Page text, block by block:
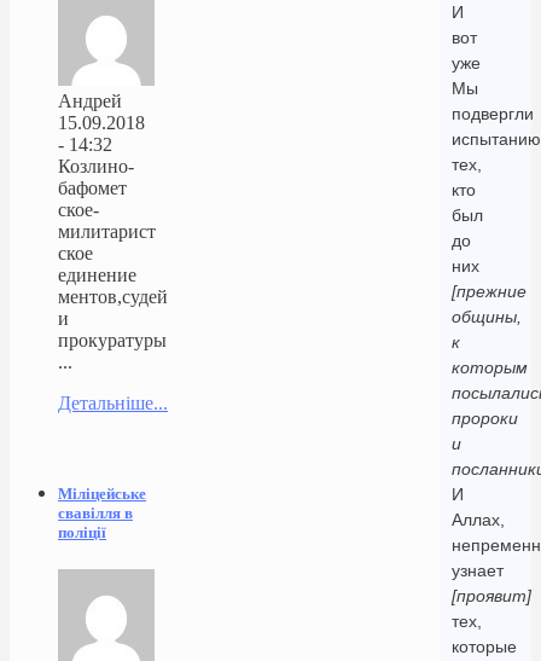
И
вот
уже
Мы
подвергли
испытанию
тех,
кто
был
до
них
[прежние
общины,
к
которым
пророки
и
И
Аллах,
узнает
[проявит]
тех,
которые
Андрей
15.09.2018
- 14:32
Козлино-
бафомет
ское-
милитарист
ское
единение
ментов,судей
и
прокуратуры
...
Детальніше...
Міліцейське
свавілля в
поліції